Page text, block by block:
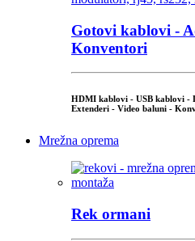
Gotovi kablovi -
Konventori
HDMI kablovi - USB kablovi
Extenderi - Video baluni -
Mrežna oprema
Rek ormani